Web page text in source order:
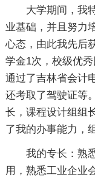
大学期间，我
业基础，并且努力
心态，由此我先后
学金1次，校级优
通过了吉林省会计
还考取了驾驶证等
长，课程设计组组
了我的办事能力，
我的专长：熟
用，熟悉工业企业